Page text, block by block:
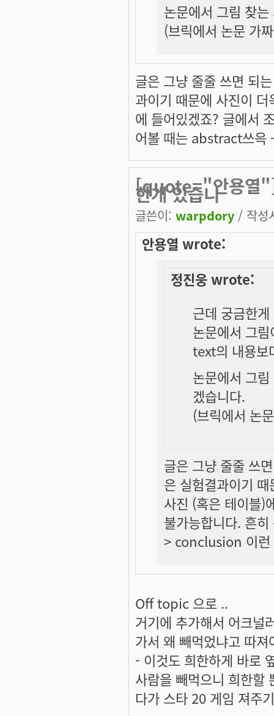
논문에서 그림 찾
(브릭에서 논문 가
글은 그냥 줄줄 쓰면 되
과이기 때문에 사진이
에 들어있겠죠? 글에서
어볼 때는 abstract쓰윽
[quote="안용열
한개 있습니
글쓴이: warpdory / 작성
안용열 wrote:
정진웅 wrote:
근데 궁금한
논문에서 그
text의 내용보
논문에서 그
겠습니다.
(브릭에서 논
글은 그냥 줄줄 쓰
은 실험결과이기 때
사진 (혹은 테이블)
불가능합니다. 흔
> conclusion 이런
Off topic 으로 ..
거기에 추가해서 어크널
가서 왜 빼먹었냐고 따져
- 이것도 희한하게 바로
사람을 빼먹으니 희한할
다가 스타 20 게임 져주